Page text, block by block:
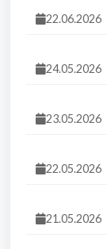
22.06.2026
24.05.2026
23.05.2026
22.05.2026
21.05.2026